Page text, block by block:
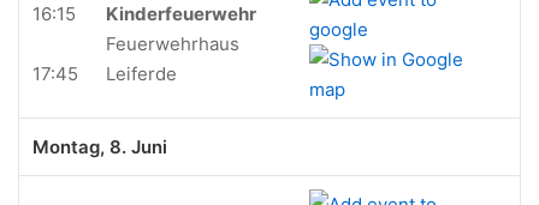
16:15
17:45
Kinderfeuerwehr
Feuerwehrhaus
Leiferde
Montag, 8. Juni